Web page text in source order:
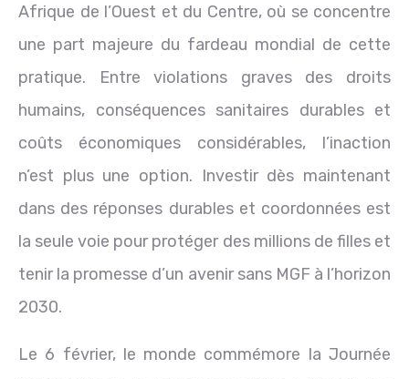
Afrique de l’Ouest et du Centre, où se concentre
une part majeure du fardeau mondial de cette
pratique. Entre violations graves des droits
humains, conséquences sanitaires durables et
coûts économiques considérables, l’inaction
n’est plus une option. Investir dès maintenant
dans des réponses durables et coordonnées est
la seule voie pour protéger des millions de filles et
tenir la promesse d’un avenir sans MGF à l’horizon
2030.
Le 6 février, le monde commémore la Journée